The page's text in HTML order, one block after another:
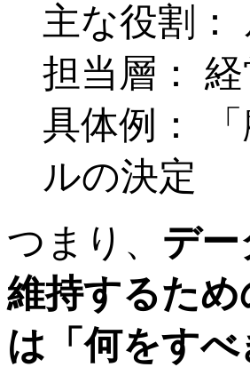
主な役割：
担当層：
具体例：
ルの決定
つまり、 デ
維持するた
は「何をす